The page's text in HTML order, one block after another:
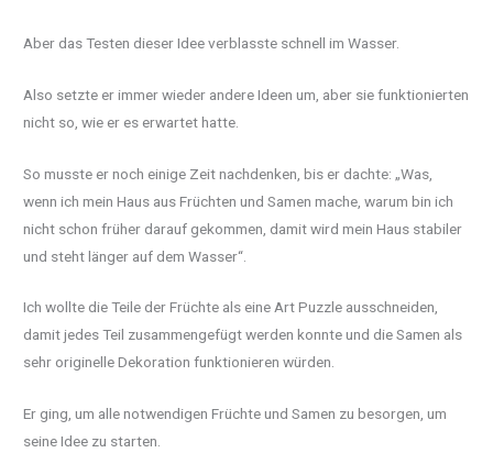
Aber das Testen dieser Idee verblasste schnell im Wasser.
Also setzte er immer wieder andere Ideen um, aber sie funktionierten
nicht so, wie er es erwartet hatte.
So musste er noch einige Zeit nachdenken, bis er dachte: „Was,
wenn ich mein Haus aus Früchten und Samen mache, warum bin ich
nicht schon früher darauf gekommen, damit wird mein Haus stabiler
und steht länger auf dem Wasser“.
Ich wollte die Teile der Früchte als eine Art Puzzle ausschneiden,
damit jedes Teil zusammengefügt werden konnte und die Samen als
sehr originelle Dekoration funktionieren würden.
Er ging, um alle notwendigen Früchte und Samen zu besorgen, um
seine Idee zu starten.